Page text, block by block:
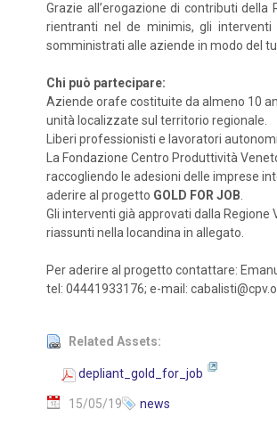
Grazie all’erogazione di contributi della
rientranti nel de minimis, gli interventi
somministrati alle aziende in modo del
Chi può partecipare:
Aziende orafe costituite da almeno 10
unità localizzate sul territorio regionale.
Liberi professionisti e lavoratori
La Fondazione Centro Produttività
raccogliendo le adesioni delle imprese
aderire al progetto GOLD FOR JOB.
Gli interventi già approvati dalla Regione
riassunti nella locandina in allegato.
Per aderire al progetto contattare:
tel: 04441933176; e-mail:
Related Assets:
depliant_gold_for_job
15/05/19 news